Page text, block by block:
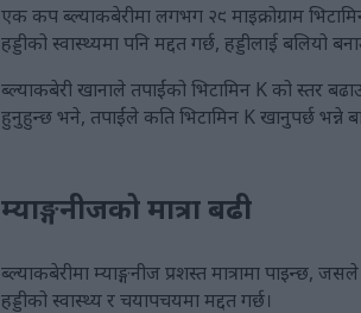
एक कप ब्ल्याकबेरीमा लगभग २९ माइक्रोग्राम
हड्डीको स्वास्थ्यमा पनि मद्दत गर्छ, हड्डीलाई बलियो
ब्ल्याकबेरी खानाले तपाईंको भिटामिन K को स्तर
हुनुहुन्छ भने, तपाईंले कति भिटामिन K खानुपर्छ भन्ने
म्याङ्गनीजको मात्रा बढी
ब्ल्याकबेरीमा म्याङ्गनीज प्रशस्त मात्रामा पाइन्छ,
हड्डीको स्वास्थ्य र चयापचयमा मद्दत गर्छ।